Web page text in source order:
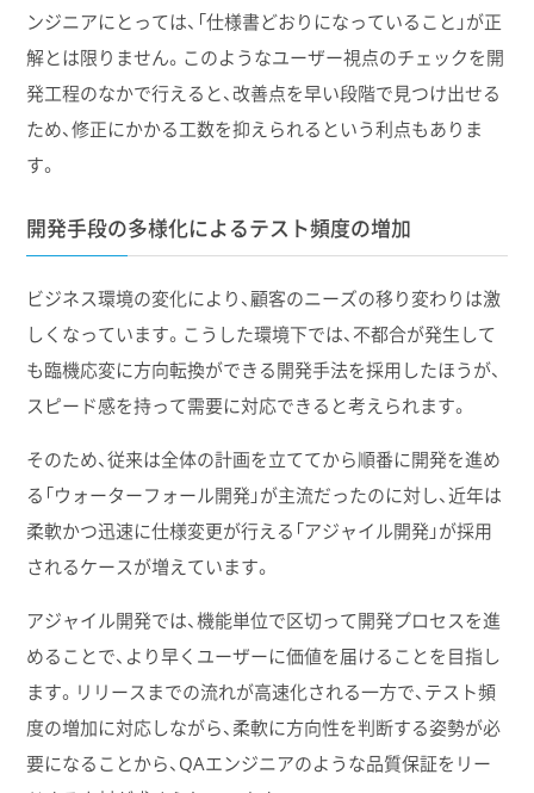
ンジニアにとっては、「仕様書どおりになっていること」が正
解とは限りません。このようなユーザー視点のチェックを開
発工程のなかで行えると、改善点を早い段階で見つけ出せる
ため、修正にかかる工数を抑えられるという利点もありま
す。
開発手段の多様化によるテスト頻度の増加
ビジネス環境の変化により、顧客のニーズの移り変わりは激
しくなっています。こうした環境下では、不都合が発生して
も臨機応変に方向転換ができる開発手法を採用したほうが、
スピード感を持って需要に対応できると考えられます。
そのため、従来は全体の計画を立ててから順番に開発を進め
る「ウォーターフォール開発」が主流だったのに対し、近年は
柔軟かつ迅速に仕様変更が行える「アジャイル開発」が採用
されるケースが増えています。
アジャイル開発では、機能単位で区切って開発プロセスを進
めることで、より早くユーザーに価値を届けることを目指し
ます。リリースまでの流れが高速化される一方で、テスト頻
度の増加に対応しながら、柔軟に方向性を判断する姿勢が必
要になることから、QAエンジニアのような品質保証をリー